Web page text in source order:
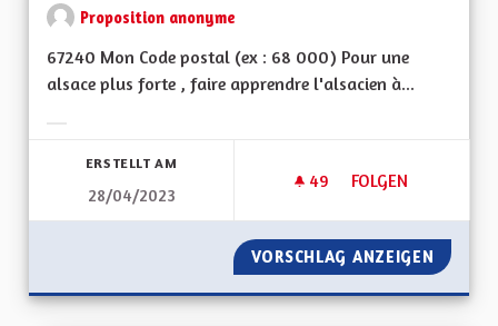
Proposition anonyme
67240 Mon Code postal (ex : 68 000) Pour une
alsace plus forte , faire apprendre l'alsacien à...
ERSTELLT AM
28/04/2023
49 49 FOLLOWER
FOLGEN
L' ALSACE DE
VORSCHLAG ANZEIGEN L'